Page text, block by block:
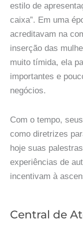
estilo de
caixa”. Em uma
acreditavam na
inserção das
muito tímida, ela
importantes e
negócios.
Com o tempo,
como diretrizes
hoje suas
experiências de
incentivam à
Central de